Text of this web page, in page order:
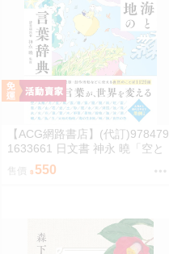
【ACG網路書店】(代訂)978479
1633661 日文書 神永 曉「空と
海と大地の言葉辞典」
售價 550